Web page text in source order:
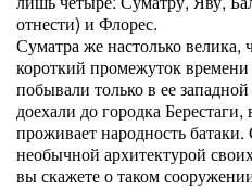
отнести) и Флорес.
Суматра же настолько велика,
короткий промежуток
побывали только в ее
доехали до городка Берестаги,
проживает народность
необычной архитектурой
вы скажете о таком